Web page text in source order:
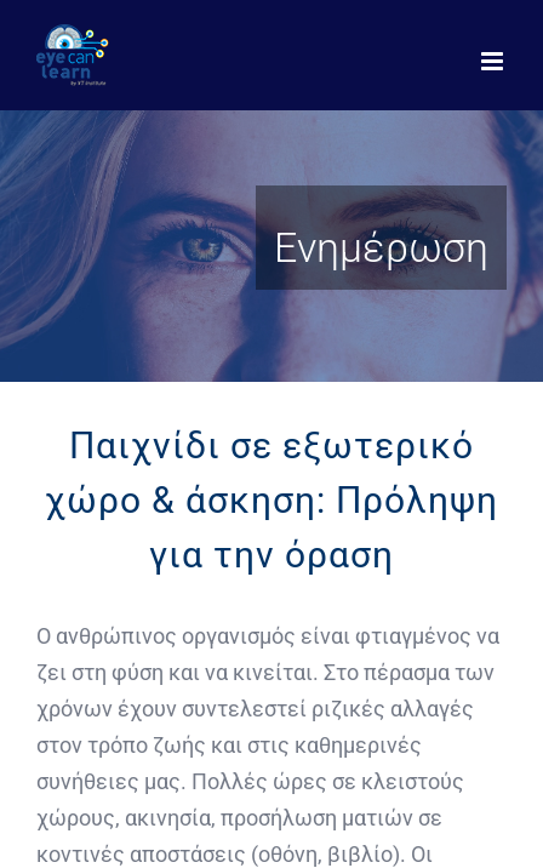
περιεχόμενο
Ενημέρωση
Παιχνίδι σε εξωτερικό
χώρο & άσκηση: Πρόληψη
για την όραση
Ο ανθρώπινος οργανισμός είναι φτιαγμένος να
ζει στη φύση και να κινείται. Στο πέρασμα των
χρόνων έχουν συντελεστεί ριζικές αλλαγές
στον τρόπο ζωής και στις καθημερινές
συνήθειες μας. Πολλές ώρες σε κλειστούς
χώρους, ακινησία, προσήλωση ματιών σε
κοντινές αποστάσεις (οθόνη, βιβλίο). Οι